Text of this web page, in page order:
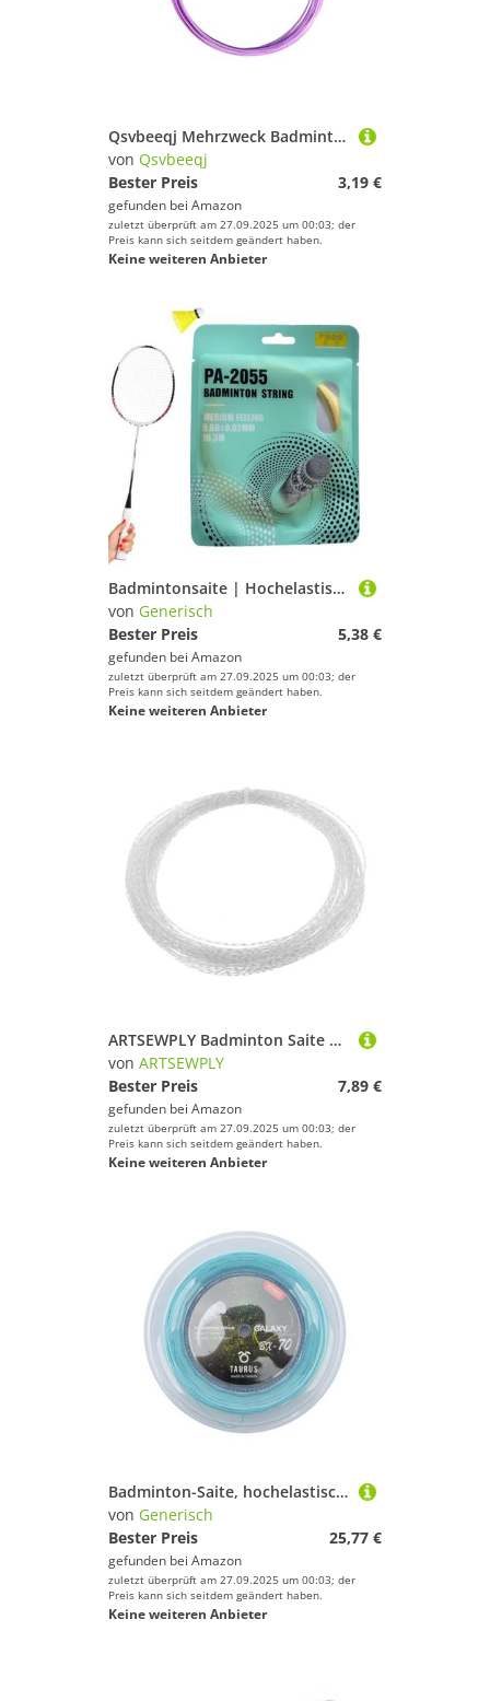
Qsvbeeqj Mehrzweck Badminton Nylonschnur Für Sportschläger Ausgeglichene Spannungssteuerung Müheloser Saiten Ersatz Hochfestigkeit Badminton Line
von Qsvbeeqj
Bester Preis
3,19 €
gefunden bei Amazon
zuletzt überprüft am 27.09.2025 um 00:03; der
Preis kann sich seitdem geändert haben.
Keine weiteren Anbieter
Badmintonsaite | Hochelastische Badminton- & Tennisschläger-Saiten | 10M Badmintonschläger-Zubehör, Badmintonfaden-Draht-Ersatz für drinnen und draußen
von Generisch
Bester Preis
5,38 €
gefunden bei Amazon
zuletzt überprüft am 27.09.2025 um 00:03; der
Preis kann sich seitdem geändert haben.
Keine weiteren Anbieter
ARTSEWPLY Badminton Saite Nylon Ersatzschnur für Badmintonschläger Weiß Hohe Elastizität Langlebig Stoßdämpfend Strapazierfähig Geeignet für Training und Reparatur
von ARTSEWPLY
Bester Preis
7,89 €
gefunden bei Amazon
zuletzt überprüft am 27.09.2025 um 00:03; der
Preis kann sich seitdem geändert haben.
Keine weiteren Anbieter
Badminton-Saite, hochelastischer Badminton-Draht, Schläger-Training, Ersatzdraht, hochelastisch, 180 m, für Enthusiasten und Profis
von Generisch
Bester Preis
25,77 €
gefunden bei Amazon
zuletzt überprüft am 27.09.2025 um 00:03; der
Preis kann sich seitdem geändert haben.
Keine weiteren Anbieter